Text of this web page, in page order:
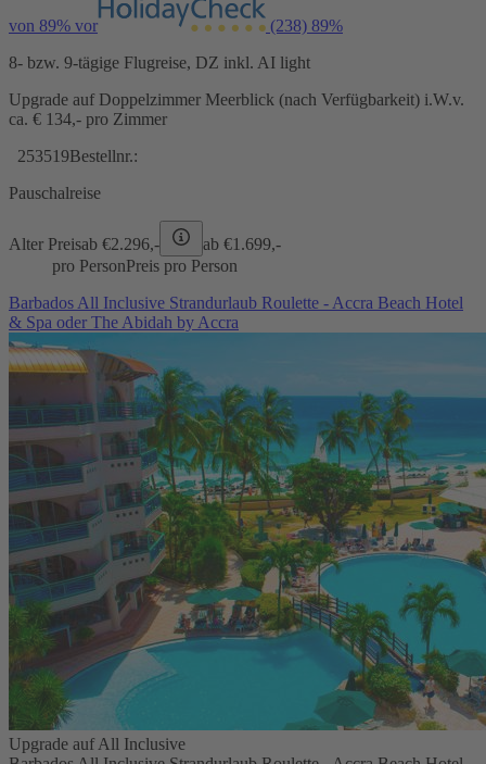
von 89% vor (238) 89%
8- bzw. 9-tägige Flugreise, DZ inkl. AI light
Upgrade auf Doppelzimmer Meerblick (nach Verfügbarkeit) i.W.v.
ca. € 134,- pro Zimmer
253519Bestellnr.:
Pauschalreise
Alter Preisab €2.296,- ab €1.699,-
pro PersonPreis pro Person
Barbados All Inclusive Strandurlaub Roulette - Accra Beach Hotel
& Spa oder The Abidah by Accra
Upgrade auf All Inclusive